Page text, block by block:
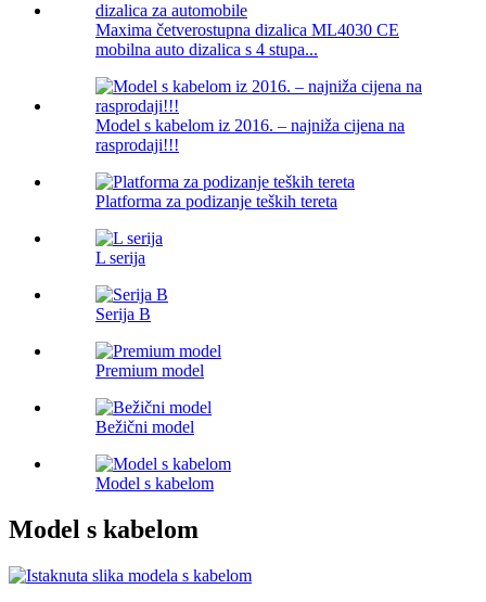
Maxima četverostupna dizalica ML4030 CE
mobilna auto dizalica s 4 stupa...
Model s kabelom iz 2016. – najniža cijena na
rasprodaji!!!
Platforma za podizanje teških tereta
L serija
Serija B
Premium model
Bežični model
Model s kabelom
Model s kabelom